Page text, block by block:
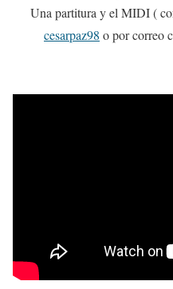
Una partitura y el MIDI (
cesarpaz98 o por correo